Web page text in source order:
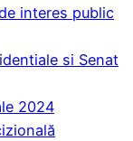
interes public
si Senat
2024